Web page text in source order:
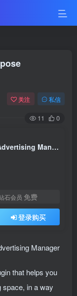
关注 私信
11 0
Ads Pro Plugin v4.7 – Multi-Purpose Advertising Manager Plugins
石会员 免费
登录购买
that helps you
space, in a way